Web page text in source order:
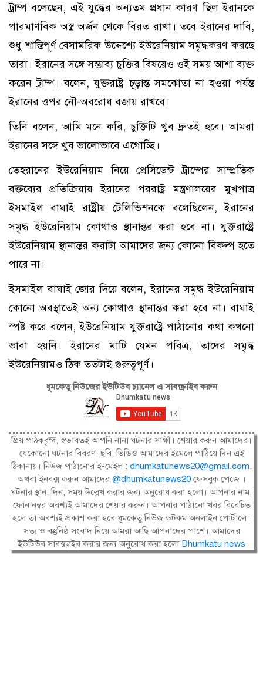
ট্রাম্প বলেছেন, এই যুদ্ধের অন্যতম প্রধান কারণ ছিল ইরানকে
পারমাণবিক অস্ত্র অর্জন থেকে বিরত রাখা। তবে ইরানের দাবি,
শুধু শান্তিপূর্ণ বেসামরিক উদ্দেশ্যে ইউরেনিয়াম সমৃদ্ধকরণ করছে
তারা। ইরানের সঙ্গে সম্ভাব্য চুক্তির বিষয়েও ওই সময় আশা ব্যক্ত
করেন ট্রাম্প। বলেন, যুক্তরাষ্ট্র চূড়ান্ত সমঝোতা না হওয়া পর্যন্ত
ইরানের ওপর নৌ-অবরোধ বজায় রাখবে।
তিনি বলেন, আমি মনে করি, চুক্তিটি খুব দ্রুতই হবে। আমরা
ইরানের সঙ্গে খুব ভালোভাবে এগোচ্ছি।
তেহরানের ইউরেনিয়াম নিয়ে প্রেসিডেন্ট ট্রাম্পের সাম্প্রতিক
বক্তব্যের প্রতিক্রিয়ায় ইরানের পররাষ্ট্র মন্ত্রণালয়ের মুখপাত্র
ইসমাইল বাঘাই রাষ্ট্রীয় টেলিভিশনকে বলেছিলেন, ইরানের
সমৃদ্ধ ইউরেনিয়াম কোথাও স্থানান্তর করা হবে না। যুক্তরাষ্ট্রে
ইউরেনিয়াম স্থানান্তর করাটা আমাদের জন্য কোনো বিকল্প হতে
পারে না।
ইসমাইল বাঘাই জোর দিয়ে বলেন, ইরানের সমৃদ্ধ ইউরেনিয়াম
কোনো অবস্থাতেই অন্য কোথাও স্থানান্তর করা হবে না। বাঘাই
স্পষ্ট করে বলেন, ইউরেনিয়াম যুক্তরাষ্ট্রে পাঠানোর কথা কখনো
ভাবা হয়নি। ইরানের মাটি যেমন পবিত্র, তাদের সমৃদ্ধ
ইউরেনিয়ামও ঠিক ততটাই গুরুত্বপূর্ণ।
ধূমকেতু নিউজের ইউটিউব চ্যানেল এ সাবস্ক্রাইব করুন
প্রিয় পাঠকবৃন্দ, স্বভাবতই আপনি নানা ঘটনার সাক্ষী। শেয়ার করুন আমাদের।
যেকোনো ঘটনার বিবরণ, ছবি, ভিডিও আমাদের ইমেলে পাঠিয়ে দিন এই
ঠিকানায়। নিউজ পাঠানোর ই-মেইল : dhumkatunews20@gmail.com.
অথবা ইনবক্স করুন আমাদের@dhumkatunews20 ফেসবুক পেজে ।
ঘটনার স্থান, দিন, সময় উল্লেখ করার জন্য অনুরোধ করা হলো। আপনার নাম,
ফোন নম্বর অবশ্যই আমাদের শেয়ার করুন। আপনার পাঠানো খবর বিবেচিত
হলে তা অবশ্যই প্রকাশ করা হবে ধূমকেতু নিউজ ডটকম অনলাইন পোর্টালে।
সত্য ও বস্তুনিষ্ঠ সংবাদ নিয়ে আমরা আছি আপনাদের পাশে। আমাদের
ইউটিউব সাবস্ক্রাইব করার জন্য অনুরোধ করা হলো Dhumkatu news